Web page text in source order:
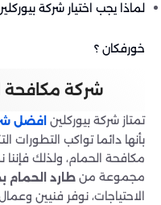
لماذا يجب اختيار شركة
خورفكان ؟
شركة مكافحة
تمتاز شركة بيوركلين افضل
بأنها دائما تواكب التطورات
مكافحة الحمام، ولذلك
مجموعة من طارد الحمام
الاحتياجات، نوفر فنيين